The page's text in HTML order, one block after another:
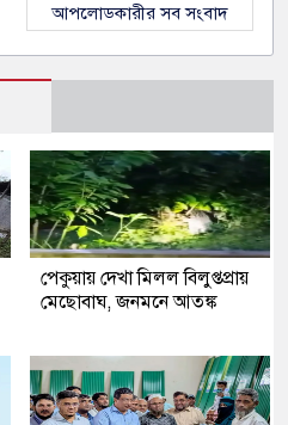
আপলোডকারীর সব সংবাদ
পেকুয়ায় দেখা মিলল বিলুপ্তপ্রায়
মেছোবাঘ, জনমনে আতঙ্ক